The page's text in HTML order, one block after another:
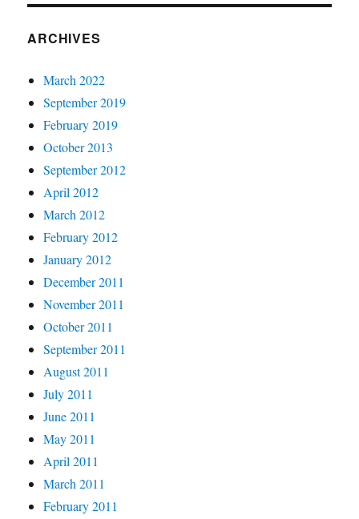
ARCHIVES
March 2022
September 2019
February 2019
October 2013
September 2012
April 2012
March 2012
February 2012
January 2012
December 2011
November 2011
October 2011
September 2011
August 2011
July 2011
June 2011
May 2011
April 2011
March 2011
February 2011